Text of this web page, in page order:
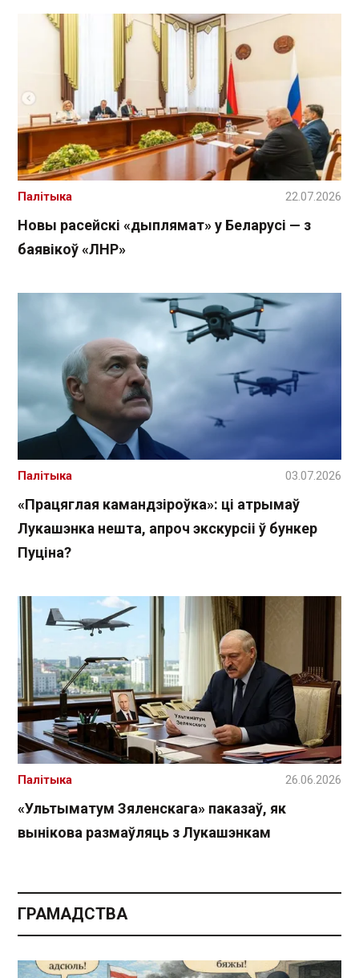
Новы расейскі «дыплямат» у Беларусі — з
баявікоў «ЛНР»
Палітыка 22.07.2026
«Працяглая камандзіроўка»: ці атрымаў
Лукашэнка нешта, апроч экскурсіі ў бункер
Пуціна?
Палітыка 03.07.2026
«Ультыматум Зяленскага» паказаў, як
вынікова размаўляць з Лукашэнкам
Палітыка 26.06.2026
ГРАМАДСТВА